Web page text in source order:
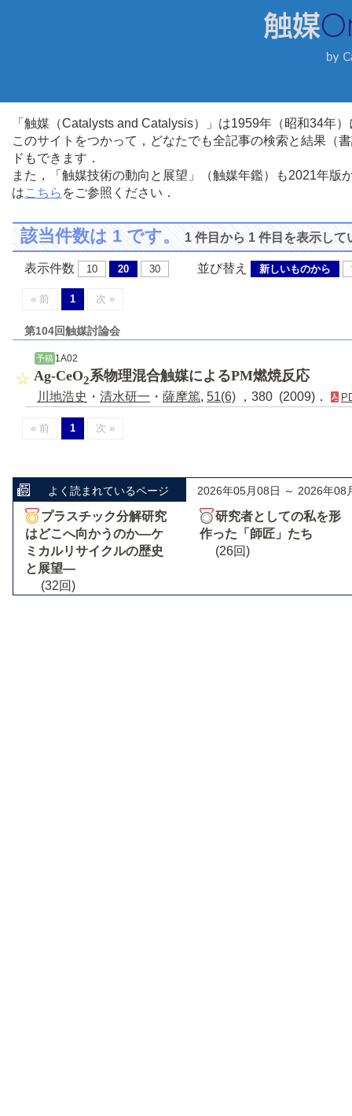
「触媒（Catalysts and Catalysis）」は1959年（昭和34年
このサイトをつかって，どなたでも全記事の検索と結果（
ドもできます．
また，「触媒技術の動向と展望」（触媒年鑑）も2021年
はこちら をご参照ください．
該当件数は 1 です。1 件目から 1 件目を表示して
表示件数 10 20 30 並び替え 新しいものから
« 前 1 次 »
第104回触媒討論会
予稿 1A02
Ag-CeO2系物理混合触媒によるPM燃焼反応
川地浩史 ・ 清水研一 ・ 薩摩篤, 51(6) ，380 (2009)．
« 前 1 次 »
よく読まれているページ 2026年05月08日 ～ 2026年08
プラスチック分解研究
はどこへ向かうのか―ケ
ミカルリサイクルの歴史
と展望―
(32回)
研究者としての私を形
作った「師匠」たち
(26回)